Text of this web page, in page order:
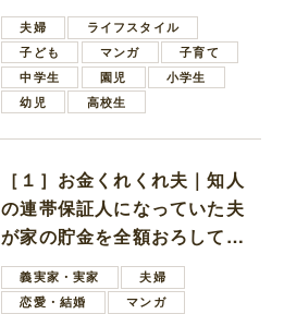
夫婦
ライフスタイル
子ども
マンガ
子育て
中学生
園児
小学生
幼児
高校生
［１］お金くれくれ夫｜知人
の連帯保証人になっていた夫
が家の貯金を全額おろしてほ
しいと言ってきた
義実家・実家
夫婦
恋愛・結婚
マンガ